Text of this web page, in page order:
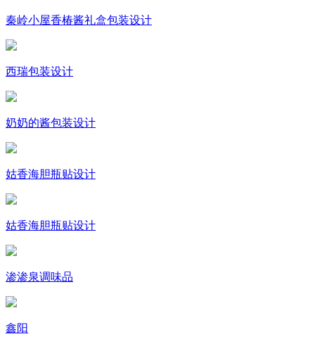
秦岭小屋香椿酱礼盒包装设计
西瑞包装设计
奶奶的酱包装设计
姑香海胆瓶贴设计
姑香海胆瓶贴设计
渗渗泉调味品
鑫阳